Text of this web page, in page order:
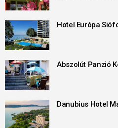
Hotel Európa
Abszolút Panzió
Danubius Hotel